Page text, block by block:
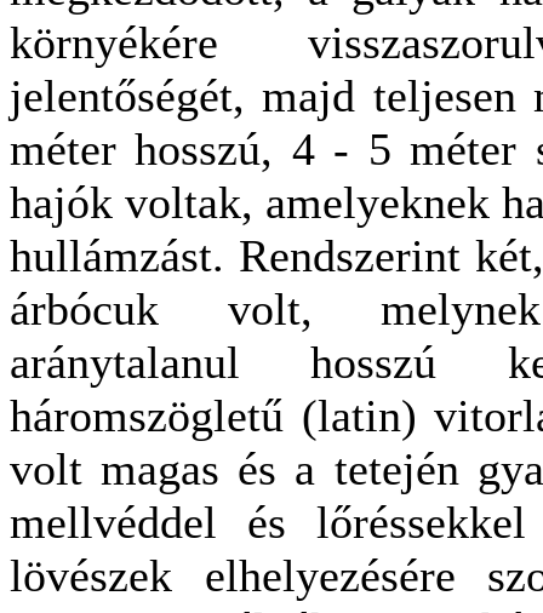
környékére
jelentőségét, majd
méter hosszú, 4 - 5 méter
hajók voltak, amelyeknek
hullámzást. Rendszerint
árbócuk volt,
aránytalanul hosszú
háromszögletű (latin)
volt magas és a tetején
mellvéddel és
lövészek elhelyezésére